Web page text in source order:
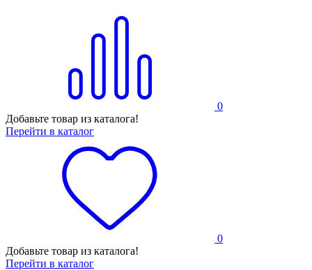
0
Добавьте товар из каталога!
Перейти в каталог
0
Добавьте товар из каталога!
Перейти в каталог